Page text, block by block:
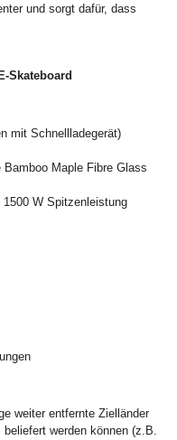
und sorgt dafür, dass
Skateboard
mit Schnellladegerät)
Maple Fibre Glass
W Spitzenleistung
weiter entfernte Zielländer
werden können (z.B.